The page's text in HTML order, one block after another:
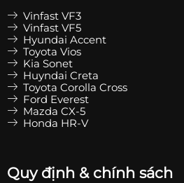
Vinfast VF3
Vinfast VF5
Hyundai Accent
Toyota Vios
Kia Sonet
Huyndai Creta
Toyota Corolla Cross
Ford Everest
Mazda CX-5
Honda HR-V
Quy định & chính sách